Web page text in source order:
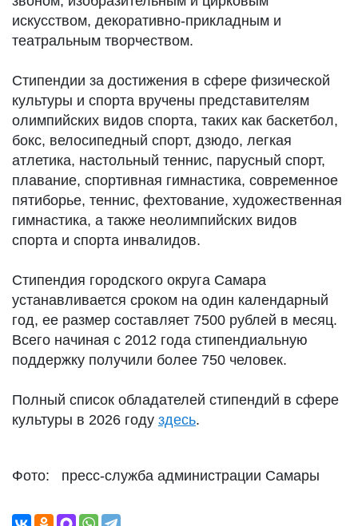
искусством, декоративно-прикладным и
театральным творчеством.
Стипендии за достижения в сфере физической
культуры и спорта вручены представителям
олимпийских видов спорта, таких как баскетбол,
бокс, велосипедный спорт, дзюдо, легкая
атлетика, настольный теннис, парусный спорт,
плавание, спортивная гимнастика, современное
пятиборье, теннис, фехтование, художественная
гимнастика, а также неолимпийских видов
спорта и спорта инвалидов.
Стипендия городского округа Самара
устанавливается сроком на один календарный
год, ее размер составляет 7500 рублей в месяц.
Всего начиная с 2012 года стипендиальную
поддержку получили более 750 человек.
Полный список обладателей стипендий в сфере
культуры в 2026 году здесь.
Фото: пресс-служба администрации Самары